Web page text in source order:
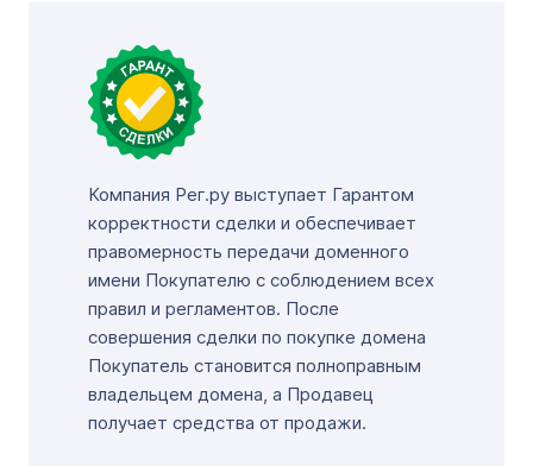
Компания Рег.ру выступает Гарантом
корректности сделки и обеспечивает
правомерность передачи доменного
имени Покупателю с соблюдением всех
правил и регламентов. После
совершения сделки по покупке домена
Покупатель становится полноправным
владельцем домена, а Продавец
получает средства от продажи.